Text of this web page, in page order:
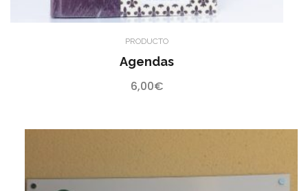
PRODUCTO
Agendas
6,00€